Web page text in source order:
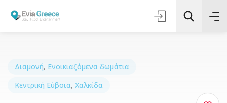
Τοποθεσία
Διαμονή, Ενοικιαζόμενα δωμάτια
Κεντρική Εύβοια, Χαλκίδα